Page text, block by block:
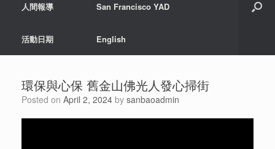
人間報導 San Francisco YAD
活動日期 English
環保與心保 舊金山佛光人發心掃街
Posted on April 2, 2024 by sanbaoadmin